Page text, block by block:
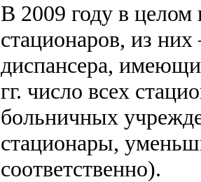
В 2009 году в целом
стационаров, из
диспансера,
гг. число всех
больничных
стационары,
соответственно).